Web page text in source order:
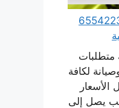
في الكويت 65542233
متطلبات
لكافة
الأسعار
يصل إلى